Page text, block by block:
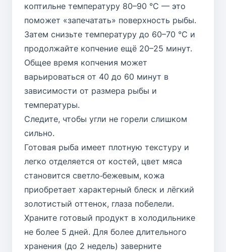
коптильне температуру 80–90 °C — это
поможет «запечатать» поверхность рыбы.
Затем снизьте температуру до 60–70 °C и
продолжайте копчение ещё 20–25 минут.
Общее время копчения может
варьироваться от 40 до 60 минут в
зависимости от размера рыбы и
температуры.
Следите, чтобы угли не горели слишком
сильно.
Готовая рыба имеет плотную текстуру и
легко отделяется от костей, цвет мяса
становится светло‑бежевым, кожа
приобретает характерный блеск и лёгкий
золотистый оттенок, глаза побелели.
Храните готовый продукт в холодильнике
не более 5 дней. Для более длительного
хранения (до 2 недель) заверните